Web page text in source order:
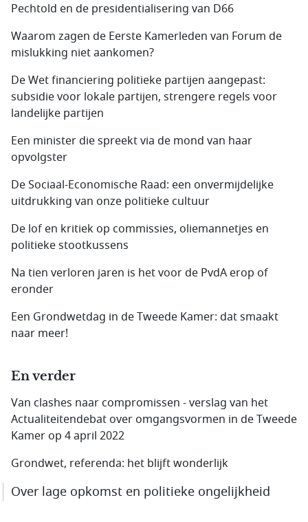
Pechtold en de presidentialisering van D66
Waarom zagen de Eerste Kamerleden van Forum de
mislukking niet aankomen?
De Wet financiering politieke partijen aangepast:
subsidie voor lokale partijen, strengere regels voor
landelijke partijen
Een minister die spreekt via de mond van haar
opvolgster
De Sociaal-Economische Raad: een onvermijdelijke
uitdrukking van onze politieke cultuur
De lof en kritiek op commissies, oliemannetjes en
politieke stootkussens
Na tien verloren jaren is het voor de PvdA erop of
eronder
Een Grondwetdag in de Tweede Kamer: dat smaakt
naar meer!
En verder
Van clashes naar compromissen - verslag van het
Actualiteitendebat over omgangsvormen in de Tweede
Kamer op 4 april 2022
Grondwet, referenda: het blijft wonderlijk
Over lage opkomst en politieke ongelijkheid